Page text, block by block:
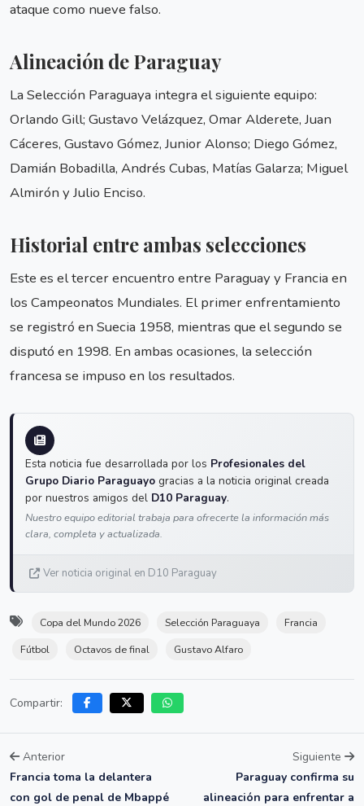
ataque como nueve falso.
Alineación de Paraguay
La Selección Paraguaya integra el siguiente equipo:
Orlando Gill; Gustavo Velázquez, Omar Alderete, Juan
Cáceres, Gustavo Gómez, Junior Alonso; Diego Gómez,
Damián Bobadilla, Andrés Cubas, Matías Galarza; Miguel
Almirón y Julio Enciso.
Historial entre ambas selecciones
Este es el tercer encuentro entre Paraguay y Francia en
los Campeonatos Mundiales. El primer enfrentamiento
se registró en Suecia 1958, mientras que el segundo se
disputó en 1998. En ambas ocasiones, la selección
francesa se impuso en los resultados.
Esta noticia fue desarrollada por los Profesionales del
Grupo Diario Paraguayo gracias a la noticia original creada
por nuestros amigos del D10 Paraguay.
Nuestro equipo editorial trabaja para ofrecerte la información más
clara, completa y actualizada.
Ver noticia original en D10 Paraguay
Copa del Mundo 2026 Selección Paraguaya
Francia
Fútbol
Octavos de final Gustavo Alfaro
Compartir:
Anterior
Francia toma la delantera
con gol de penal de Mbappé
Siguiente
Paraguay confirma su
alineación para enfrentar a